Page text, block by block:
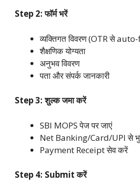
Step 2: फॉर्म भरें
व्यक्तिगत विवरण (OTR से
शैक्षणिक योग्यता
अनुभव विवरण
पता और संपर्क जानकारी
Step 3: शुल्क जमा करें
SBI MOPS पेज पर जाएं
Net Banking/Card/UPI से
Payment Receipt सेव करें
Step 4: Submit करें